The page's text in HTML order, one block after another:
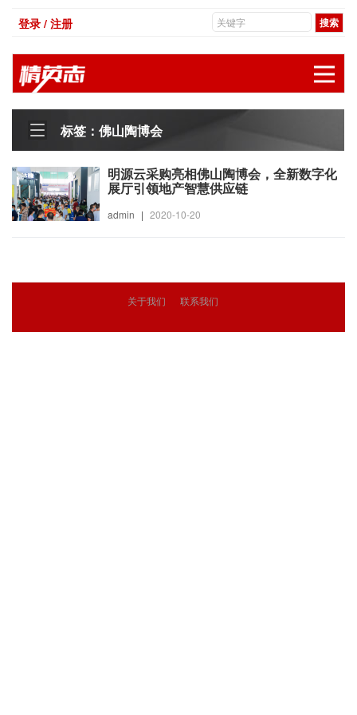
登录 / 注册
标签：佛山陶博会
明源云采购亮相佛山陶博会，全新数字化
展厅引领地产智慧供应链
admin | 2020-10-20
关于我们 联系我们
© 2018